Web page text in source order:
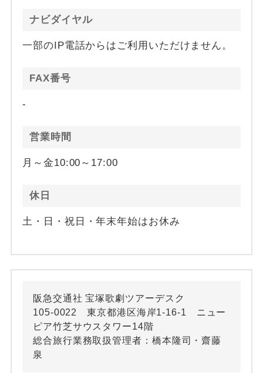
ナビダイヤル
一部のIP電話からはご利用いただけません。
FAX番号
-
営業時間
月～金10:00～17:00
休日
土・日・祝日・年末年始はお休み
阪急交通社 宝塚歌劇ツアーデスク
105-0022 東京都港区海岸1-16-1 ニュー
ピア竹芝サウスタワー14階
総合旅行業務取扱管理者：橋本隆司・齋藤
泉